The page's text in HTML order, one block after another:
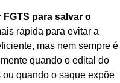
FGTS para salvar o
rápida para evitar a
mas nem sempre é
quando o edital do
quando o saque expõe